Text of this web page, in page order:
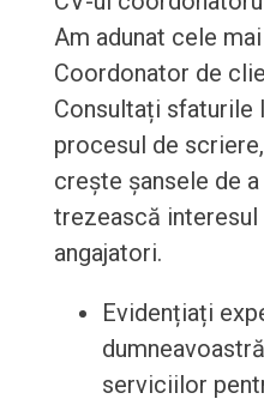
Am adunat cele
Coordonator de
Consultați sfaturile
procesul de
crește șansele de
trezească
angajatori.
Evidențiați
serviciilor